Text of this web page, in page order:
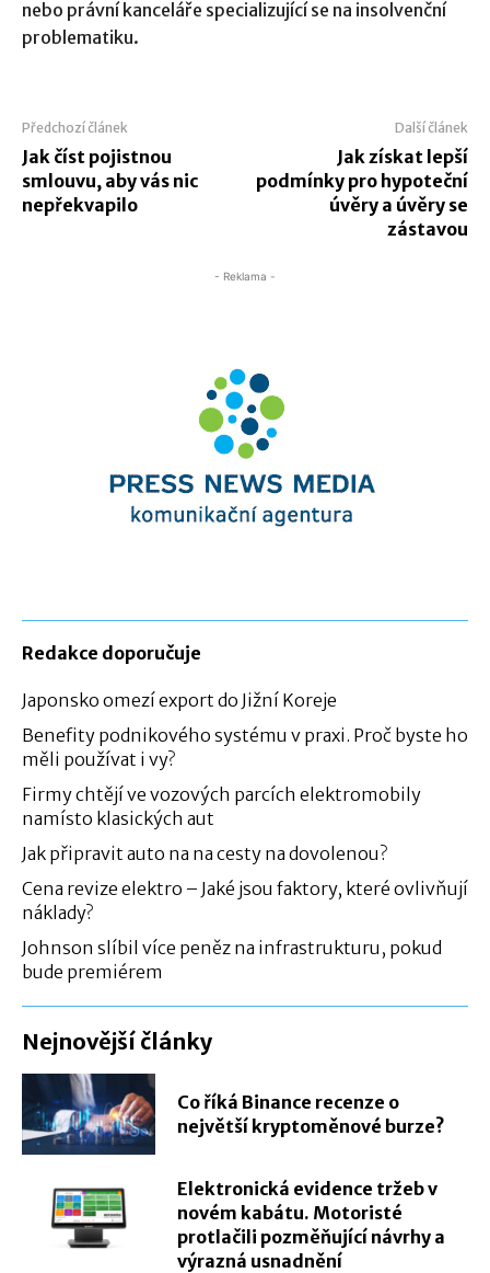
nebo právní kanceláře specializující se na insolvenční
problematiku.
Předchozí článek
Jak číst pojistnou
smlouvu, aby vás nic
nepřekvapilo
Další článek
Jak získat lepší
podmínky pro hypoteční
úvěry a úvěry se
zástavou
- Reklama -
Redakce doporučuje
Japonsko omezí export do Jižní Koreje
Benefity podnikového systému v praxi. Proč byste ho
měli používat i vy?
Firmy chtějí ve vozových parcích elektromobily
namísto klasických aut
Jak připravit auto na na cesty na dovolenou?
Cena revize elektro – Jaké jsou faktory, které ovlivňují
náklady?
Johnson slíbil více peněz na infrastrukturu, pokud
bude premiérem
Nejnovější články
Co říká Binance recenze o
největší kryptoměnové burze?
Elektronická evidence tržeb v
novém kabátu. Motoristé
protlačili pozměňující návrhy a
výrazná usnadnění